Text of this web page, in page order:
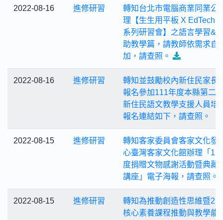
2022-08-16 進修研習
轉知台北市電腦商業同業公
理【生生用平板 X EdTech
系列研習會】之語言學習
助教學篇，請教師依需求自
加，請查照。
2022-08-16 進修研習
轉知並鼓勵校內新住民家長
報名參加111年度本縣第二
新住民語文教學支援人員培
報名連結如下，請查照。
2022-08-15 進修研習
轉知客家委員會客家文化發
心臺灣客家文化館辦理「
度捐贈文物感謝活動暨典藏
講座」電子海報，請查照。
2022-08-15 進修研習
轉知為推動創造性思維暨21
核心素養課程推動與教學能